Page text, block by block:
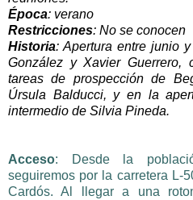
Época: verano
Restricciones: No se conocen
Historia: Apertura entre junio
González y Xavier Guerrero,
tareas de prospección de
Úrsula Balducci, y en la
intermedio de Silvia Pineda.
Acceso: Desde la
seguiremos por la carretera L-
Cardós. Al llegar a una